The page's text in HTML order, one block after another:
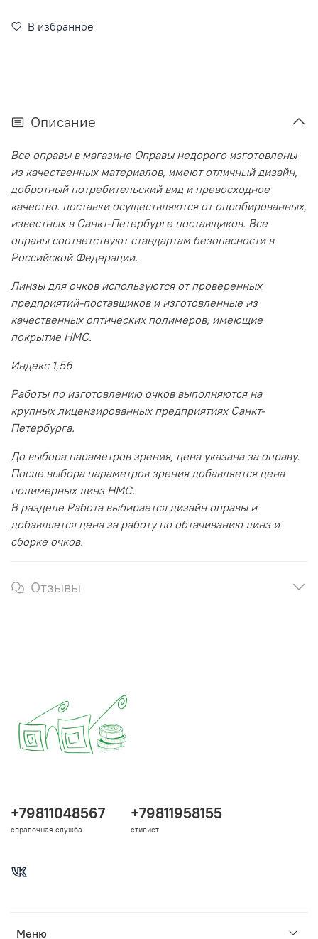
В избранное
Описание
Все оправы в магазине Оправы недорого изготовлены
из качественных материалов, имеют отличный дизайн,
добротный потребительский вид и превосходное
качество. поставки осуществляются от опробированных,
известных в Санкт-Петербурге поставщиков. Все
оправы соответствуют стандартам безопасности в
Российской Федерации.
Линзы для очков используются от проверенных
предприятий-поставщиков и изготовленные из
качественных оптических полимеров, имеющие
покрытие HMC.
Индекс 1,56
Работы по изготовлению очков выполняются на
крупных лицензированных предприятиях Санкт-
Петербурга.
До выбора параметров зрения, цена указана за оправу.
После выбора параметров зрения добавляется цена
полимерных линз HMC.
В разделе Работа выбирается дизайн оправы и
добавляется цена за работу по обтачиванию линз и
сборке очков.
Отзывы
Меню
+79811048567
справочная служба
+79811958155
стилист